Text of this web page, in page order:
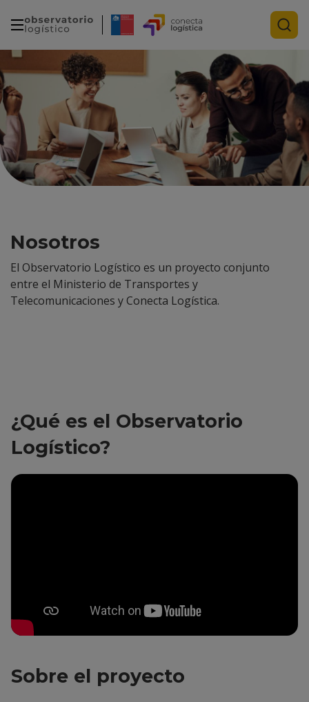
Nosotros
El Observatorio Logístico es un proyecto conjunto
entre el Ministerio de Transportes y
Telecomunicaciones y Conecta Logística.
¿Qué es el Observatorio
Logístico?
Sobre el proyecto